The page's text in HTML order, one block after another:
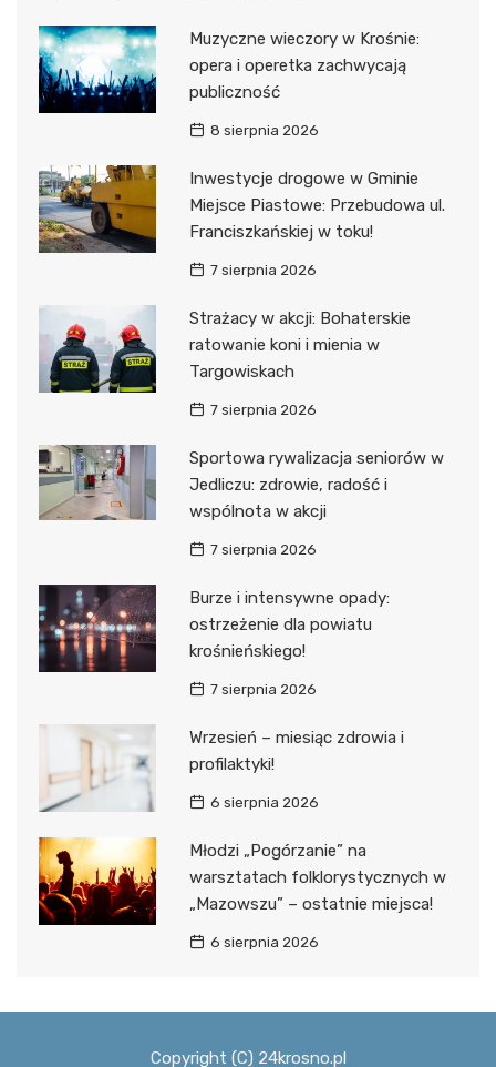
Muzyczne wieczory w Krośnie:
opera i operetka zachwycają
publiczność
8 sierpnia 2026
Inwestycje drogowe w Gminie
Miejsce Piastowe: Przebudowa ul.
Franciszkańskiej w toku!
7 sierpnia 2026
Strażacy w akcji: Bohaterskie
ratowanie koni i mienia w
Targowiskach
7 sierpnia 2026
Sportowa rywalizacja seniorów w
Jedliczu: zdrowie, radość i
wspólnota w akcji
7 sierpnia 2026
Burze i intensywne opady:
ostrzeżenie dla powiatu
krośnieńskiego!
7 sierpnia 2026
Wrzesień – miesiąc zdrowia i
profilaktyki!
6 sierpnia 2026
Młodzi „Pogórzanie” na
warsztatach folklorystycznych w
„Mazowszu” – ostatnie miejsca!
6 sierpnia 2026
Copyright (C) 24krosno.pl